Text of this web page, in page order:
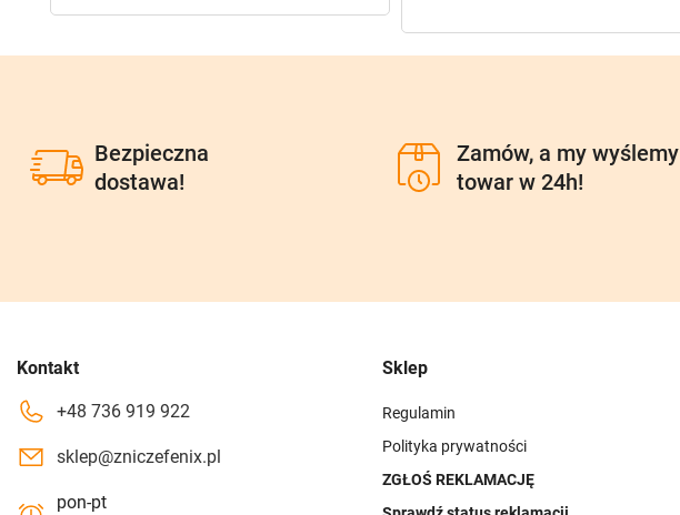
Bezpieczna
dostawa!
Zamów, a my wyślemy
towar w 24h!
Kontakt
+48 736 919 922
sklep@zniczefenix.pl
pon-pt
Sklep
Regulamin
Polityka prywatności
ZGŁOŚ REKLAMACJĘ